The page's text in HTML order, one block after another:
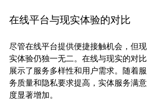
在线平台与现实体验的对比
尽管在线平台提供便捷接触机会，但现
实体验仍独一无二。在线与现实的对比
展示了服务多样性和用户需求。随着服
务质量和隐私要求提高，实体服务满意